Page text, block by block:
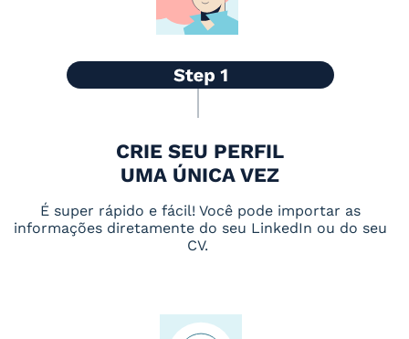
CRIE SEU PERFIL
UMA ÚNICA VEZ
É super rápido e fácil! Você pode importar as
informações diretamente do seu LinkedIn ou do seu
CV.